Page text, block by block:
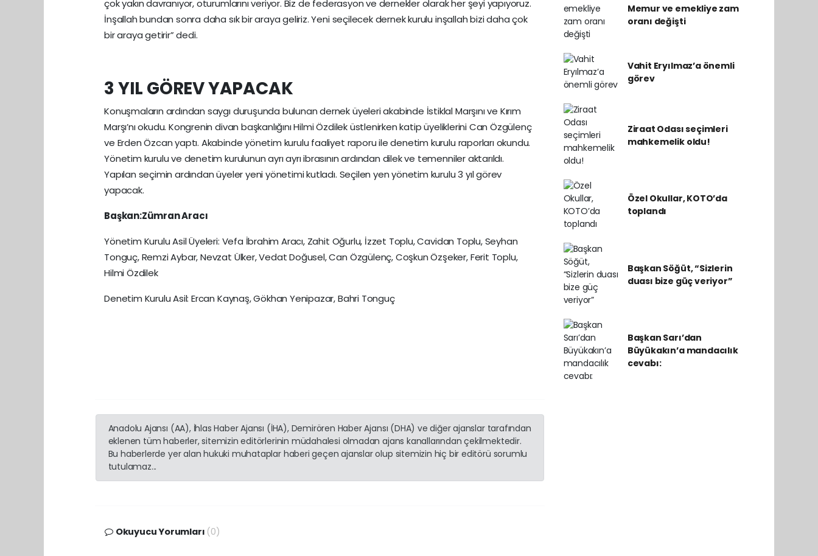
çok yakın davranıyor, oturumlarını veriyor. Biz de federasyon ve dernekler olarak her şeyi yapıyoruz.
İnşallah bundan sonra daha sık bir araya geliriz. Yeni seçilecek dernek kurulu inşallah bizi daha çok
bir araya getirir” dedi.
3 YIL GÖREV YAPACAK
Konuşmaların ardından saygı duruşunda bulunan dernek üyeleri akabinde İstiklal Marşını ve Kırım
Marşı’nı okudu. Kongrenin divan başkanlığını Hilmi Özdilek üstlenirken katip üyeliklerini Can Özgülenç
ve Erden Özcan yaptı. Akabinde yönetim kurulu faaliyet raporu ile denetim kurulu raporları okundu.
Yönetim kurulu ve denetim kurulunun ayrı ayrı ibrasının ardından dilek ve temenniler aktarıldı.
Yapılan seçimin ardından üyeler yeni yönetimi kutladı. Seçilen yen yönetim kurulu 3 yıl görev
yapacak.
Başkan:Zümran Aracı
Yönetim Kurulu Asil Üyeleri: Vefa İbrahim Aracı, Zahit Oğurlu, İzzet Toplu, Cavidan Toplu, Seyhan
Tonguç, Remzi Aybar, Nevzat Ülker, Vedat Doğusel, Can Özgülenç, Coşkun Özşeker, Ferit Toplu,
Hilmi Özdilek
Denetim Kurulu Asil: Ercan Kaynaş, Gökhan Yenipazar, Bahri Tonguç
Anadolu Ajansı (AA), İhlas Haber Ajansı (İHA), Demirören Haber Ajansı (DHA) ve diğer ajanslar tarafından
eklenen tüm haberler, sitemizin editörlerinin müdahalesi olmadan ajans kanallarından çekilmektedir.
Bu haberlerde yer alan hukuki muhataplar haberi geçen ajanslar olup sitemizin hiç bir editörü sorumlu
tutulamaz...
Okuyucu Yorumları (0)
Memur ve emekliye zam
oranı değişti
Vahit Eryılmaz’a önemli
görev
Ziraat Odası seçimleri
mahkemelik oldu!
Özel Okullar, KOTO’da
toplandı
Başkan Söğüt, “Sizlerin
duası bize güç veriyor”
Başkan Sarı’dan
Büyükakın’a mandacılık
cevabı: